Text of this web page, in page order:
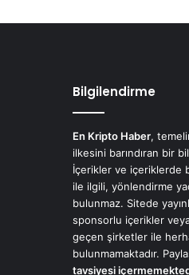
Bilgilendirme
En Kripto Haber,
ilkesini barındıran bir
İçerikler ve içeriklerde
ile ilgili, yönlendirme
bulunmaz. Sitede
sponsorlu içerikler
geçen şirketler ile
bulunmamaktadır.
tavsiyesi